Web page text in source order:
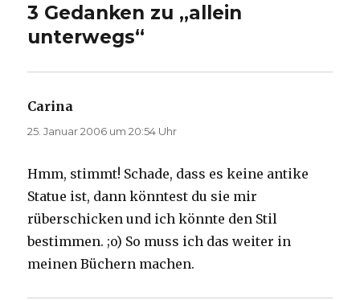
3 Gedanken zu „allein
unterwegs“
Carina
25. Januar 2006 um 20:54 Uhr
Hmm, stimmt! Schade, dass es keine antike
Statue ist, dann könntest du sie mir
rüberschicken und ich könnte den Stil
bestimmen. ;o) So muss ich das weiter in
meinen Büchern machen.